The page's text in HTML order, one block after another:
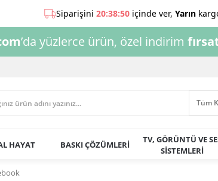
’da yüzlerce ürün, özel indirim
HAYAT BASKI ÇÖZÜMLERİ
TV, GÖRÜNTÜ VE
SİSTEMLERİ